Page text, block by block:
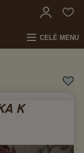
CELÉ MENU
K